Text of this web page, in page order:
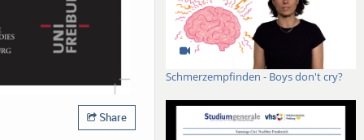
Share
Schmerzempfinden - Boys don't cry?